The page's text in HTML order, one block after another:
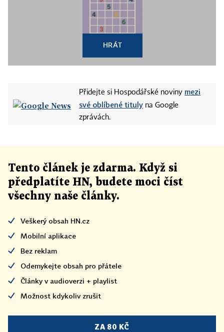
HRÁT
Přidejte si Hospodářské noviny mezi
své oblíbené tituly na Google
zprávách.
Tento článek je zdarma. Když si
předplatíte HN, budete moci číst
všechny naše články.
Veškerý obsah HN.cz
Mobilní aplikace
Bez reklam
Odemykejte obsah pro přátele
Články v audioverzi + playlist
Možnost kdykoliv zrušit
ZA 80 KČ